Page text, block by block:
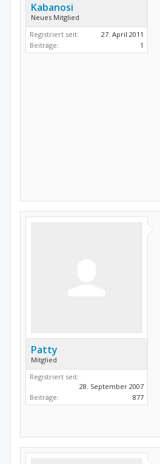
Kabanosi
Neues Mitglied
Registriert seit:
27. April 2011
Beiträge:
1
Patty
Mitglied
Registriert seit:
28. September 2007
Beiträge:
877